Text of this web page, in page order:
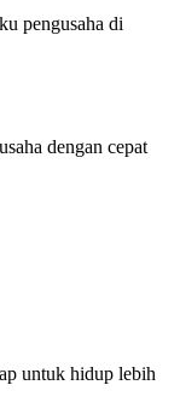
pengusaha di
dengan cepat
untuk hidup lebih